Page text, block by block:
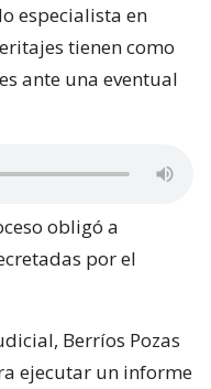
especialista en
tienen como
ante una eventual
obligó a
por el
Berríos Pozas
ejecutar un informe